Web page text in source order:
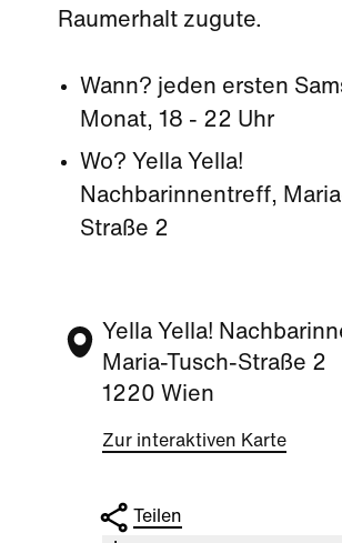
Yella Yella!
Maria-Tusch-Straße 2
1220 Wien
Zur interaktiven Karte
Teilen
Raumerhalt zugute.
Wann? jeden ersten
Monat, 18 - 22 Uhr
Wo? Yella Yella!
Nachbarinnentreff,
Straße 2